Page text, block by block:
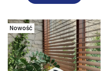
Nowość